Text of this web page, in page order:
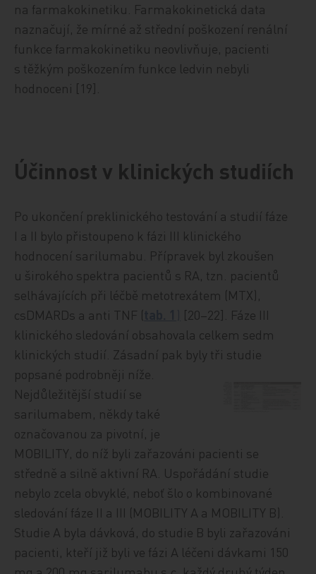
na farmakokinetiku. Farmakokinetická data
naznačují, že mírné až střední poškození renální
funkce farmakokinetiku neovlivňuje, pacienti
s těžkým poškozením funkce ledvin nebyli
hodnoceni [19].
Účinnost v klinických studiích
Po ukončení preklinického testování a studií fáze
I a II bylo přistoupeno k fázi III klinického
hodnocení sarilumabu. Přípravek byl zkoušen
u širokého spektra pacientů s RA, tzn. pacientů
selhávajících při léčbě metotrexátem (MTX),
csDMARDs a anti TNF (
[20–22]. Fáze III
klinického sledování obsahovala celkem sedm
klinických studií. Zásadní pak byly tři studie
popsané podrobněji níže.
Nejdůležitější studií se
sarilumabem, někdy také
označovanou za pivotní, je
MOBILITY, do níž byli zařazováni pacienti se
středně a silně aktivní RA. Uspořádání studie
nebylo zcela obvyklé, neboť šlo o kombinované
sledování fáze II a III (MOBILITY A a MOBILITY B).
Studie A byla dávková, do studie B byli zařazováni
pacienti, kteří již byli ve fázi A léčeni dávkami 150